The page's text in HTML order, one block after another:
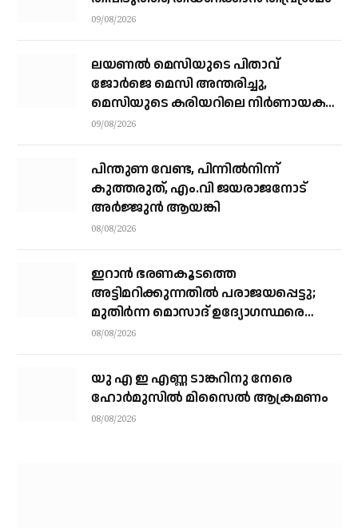
09/08/2026
ലയണൽ മെസിയുടെ പിതാവ്
ജോർജെ മെസി അന്തരിച്ചു, ​
മെസിയുടെ കരിയറിലെ നിർണായക
ശക്തി
09/08/2026
പിന്തുണ വേണ്ട, പിന്നിൽനിന്ന്
കുത്തരുത്, എം.വി ജയരാജനോട്
അർജ്ജുൻ ആയങ്കി
08/08/2026
ഇറാന്‍ ഭരണകൂടത്തെ
അട്ടിമറിക്കുന്നതില്‍ പരാജയപ്പെട്ടു;
മുതിര്‍ന്ന മൊസാദ് ഉദ്യോഗസ്ഥരെ
പിരിച്ചുവിട്ടു
08/08/2026
യു എ ഇ എണ്ണ ടാങ്കറിനു നേരെ
ഹോര്‍മുസില്‍ മിസൈല്‍ ആക്രമണം
08/08/2026